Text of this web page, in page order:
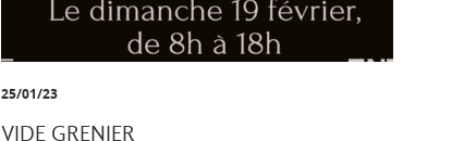
25/01/23
VIDE GRENIER